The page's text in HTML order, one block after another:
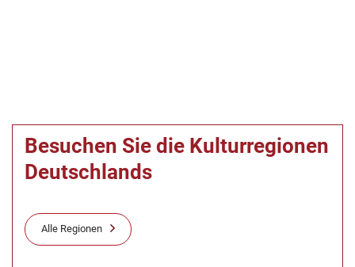
Besuchen Sie die Kulturregionen
Deutschlands
Alle Regionen